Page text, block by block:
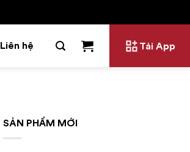
Liên hệ Tải App
SẢN PHẨM MỚI